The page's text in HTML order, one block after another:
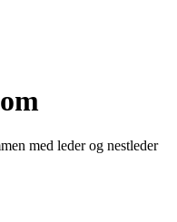
med leder og nest­leder